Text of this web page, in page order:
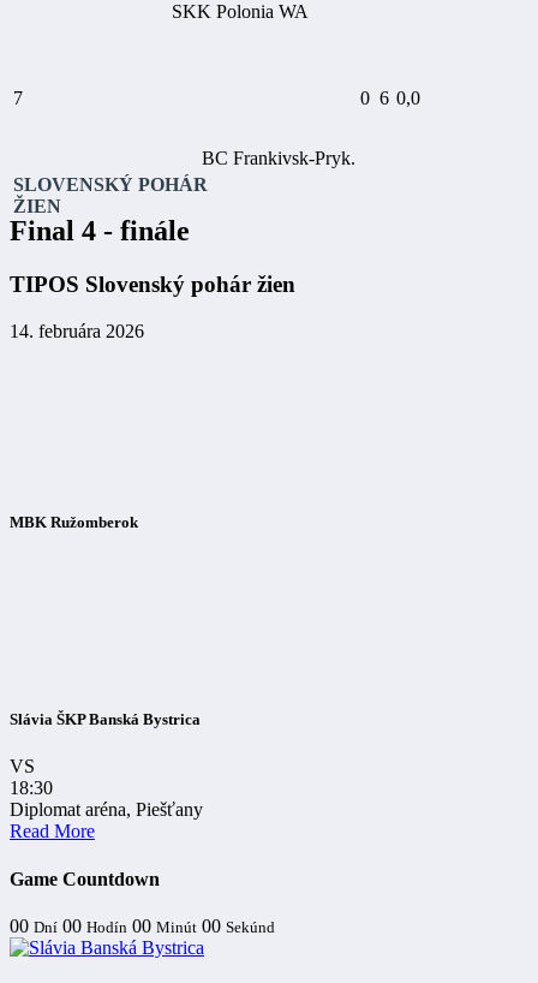
SKK Polonia WA
7
BC Frankivsk-Pryk.
0 6 0,0
SLOVENSKÝ POHÁR
ŽIEN
Final 4 - finále
TIPOS Slovenský pohár žien
14. februára 2026
MBK Ružomberok
Slávia ŠKP Banská Bystrica
VS
18:30
Diplomat aréna, Piešťany
Read More
Game Countdown
00 Dní 00 Hodín 00 Minút 00 Sekúnd